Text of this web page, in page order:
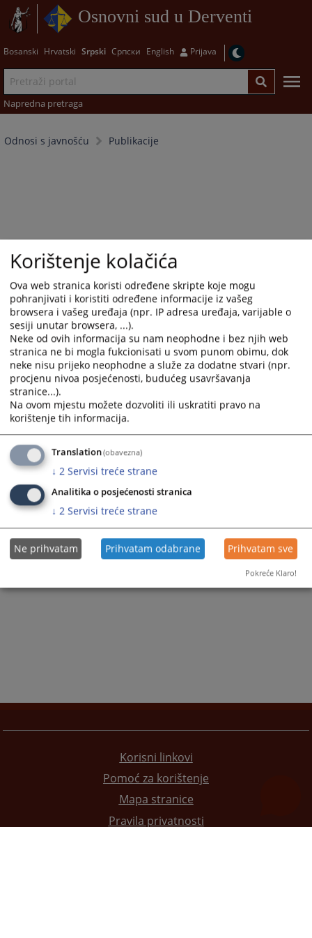
Osnovni sud u Derventi
Bosanski Hrvatski Srpski Српски English Prijava
Napredna pretraga
Odnosi s javnošću Publikacije
Trenutno nema vijesti
Korisni linkovi
Pomoć za korištenje
Mapa stranice
Pravila privatnosti
Korištenje kolačića
Ova web stranica koristi određene skripte koje mogu
pohranjivati i koristiti određene informacije iz vašeg
browsera i vašeg uređaja (npr. IP adresa uređaja, varijable o
sesiji unutar browsera, ...).
Neke od ovih informacija su nam neophodne i bez njih web
stranica ne bi mogla fukcionisati u svom punom obimu, dok
neke nisu prijeko neophodne a služe za dodatne stvari (npr.
procjenu nivoa posjećenosti, budućeg usavršavanja
stranice...).
Na ovom mjestu možete dozvoliti ili uskratiti pravo na
korištenje tih informacija.
Translation(obavezna)
↓ 2 Servisi treće strane
Analitika o posjećenosti stranica
↓ 2 Servisi treće strane
Ne prihvatam Prihvatam odabrane Prihvatam sve
Pokreće Klaro!